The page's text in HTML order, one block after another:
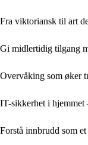
Fra viktoriansk til art
Gi midlertidig tilgang
Overvåking som øker
IT-sikkerhet i hjemmet
Forstå innbrudd som